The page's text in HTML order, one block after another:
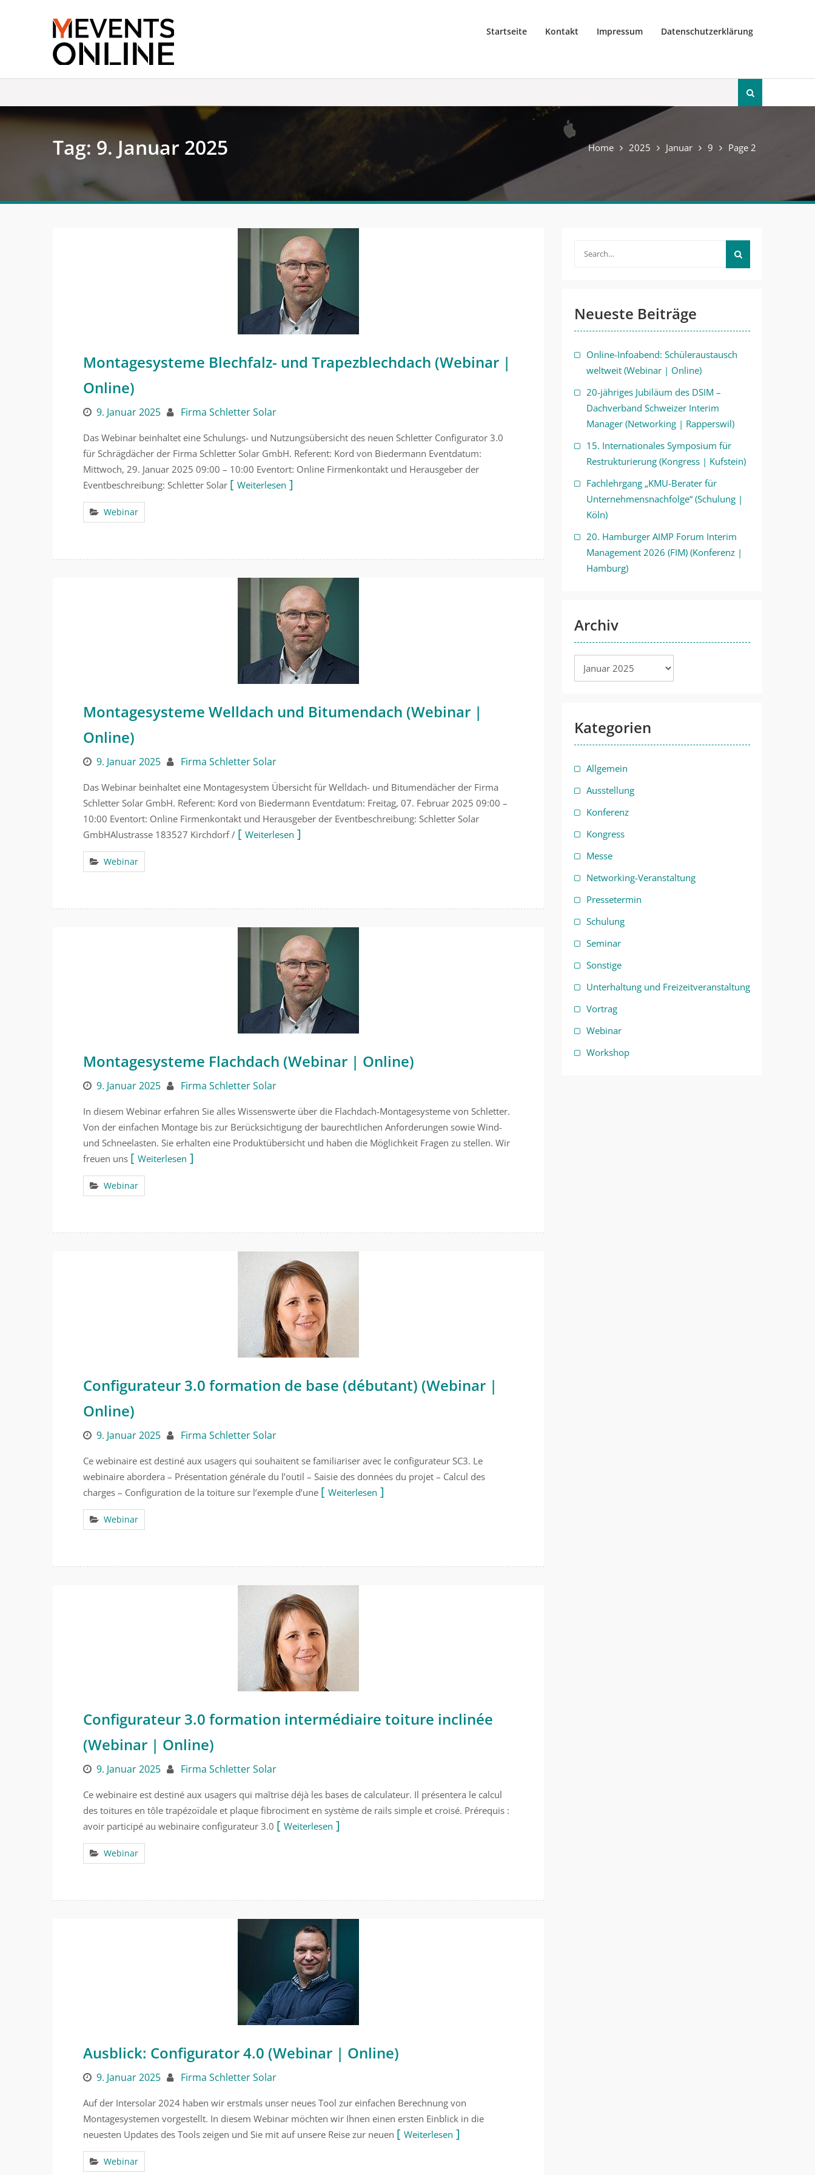
Startseite Kontakt Impressum Datenschutzerklärung
Search
Tag: 9. Januar 2025 Home 2025 Januar 9 Page 2
Montagesysteme Blechfalz- und Trapezblechdach (Webinar |
Online)
9. Januar 2025 Firma Schletter Solar
Das Webinar beinhaltet eine Schulungs- und Nutzungsübersicht des neuen Schletter Configurator 3.0
für Schrägdächer der Firma Schletter Solar GmbH. Referent: Kord von Biedermann Eventdatum:
Mittwoch, 29. Januar 2025 09:00 – 10:00 Eventort: Online Firmenkontakt und Herausgeber der
Eventbeschreibung: Schletter Solar
Weiterlesen
Webinar
Montagesysteme Welldach und Bitumendach (Webinar |
Online)
9. Januar 2025 Firma Schletter Solar
Das Webinar beinhaltet eine Montagesystem Übersicht für Welldach- und Bitumendächer der Firma
Schletter Solar GmbH. Referent: Kord von Biedermann Eventdatum: Freitag, 07. Februar 2025 09:00 –
10:00 Eventort: Online Firmenkontakt und Herausgeber der Eventbeschreibung: Schletter Solar
GmbHAlustrasse 183527 Kirchdorf /
Weiterlesen
Webinar
Montagesysteme Flachdach (Webinar | Online)
9. Januar 2025 Firma Schletter Solar
In diesem Webinar erfahren Sie alles Wissenswerte über die Flachdach-Montagesysteme von Schletter.
Von der einfachen Montage bis zur Berücksichtigung der baurechtlichen Anforderungen sowie Wind-
und Schneelasten. Sie erhalten eine Produktübersicht und haben die Möglichkeit Fragen zu stellen. Wir
freuen uns
Weiterlesen
Webinar
Configurateur 3.0 formation de base (débutant) (Webinar |
Online)
9. Januar 2025 Firma Schletter Solar
Ce webinaire est destiné aux usagers qui souhaitent se familiariser avec le configurateur SC3. Le
webinaire abordera – Présentation générale du l’outil – Saisie des données du projet – Calcul des
charges – Configuration de la toiture sur l’exemple d’une
Weiterlesen
Webinar
Configurateur 3.0 formation intermédiaire toiture inclinée
(Webinar | Online)
9. Januar 2025 Firma Schletter Solar
Ce webinaire est destiné aux usagers qui maîtrise déjà les bases de calculateur. Il présentera le calcul
des toitures en tôle trapézoïdale et plaque fibrociment en système de rails simple et croisé. Prérequis :
avoir participé au webinaire configurateur 3.0
Weiterlesen
Webinar
Ausblick: Configurator 4.0 (Webinar | Online)
9. Januar 2025 Firma Schletter Solar
Auf der Intersolar 2024 haben wir erstmals unser neues Tool zur einfachen Berechnung von
Montagesystemen vorgestellt. In diesem Webinar möchten wir Ihnen einen ersten Einblick in die
neuesten Updates des Tools zeigen und Sie mit auf unsere Reise zur neuen
Weiterlesen
Webinar
Neueste Beiträge
Online-Infoabend: Schüleraustausch
weltweit (Webinar | Online)
20-jähriges Jubiläum des DSIM –
Dachverband Schweizer Interim
Manager (Networking | Rapperswil)
15. Internationales Symposium für
Restrukturierung (Kongress | Kufstein)
Fachlehrgang „KMU-Berater für
Unternehmensnachfolge“ (Schulung |
Köln)
20. Hamburger AIMP Forum Interim
Management 2026 (FIM) (Konferenz |
Hamburg)
Archiv
Archiv
Kategorien
Allgemein
Ausstellung
Konferenz
Kongress
Messe
Networking-Veranstaltung
Pressetermin
Schulung
Seminar
Sonstige
Unterhaltung und Freizeitveranstaltung
Vortrag
Webinar
Workshop